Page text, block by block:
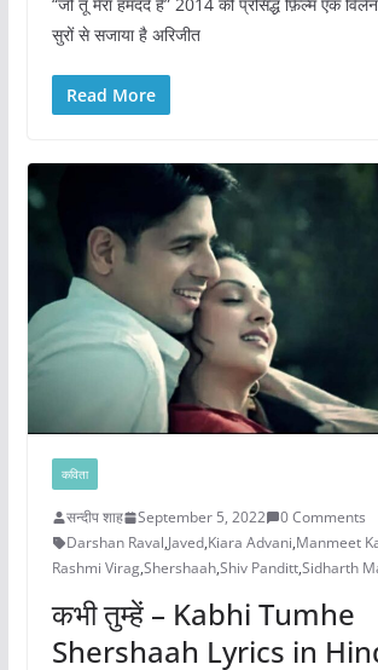
सुरों से सजाया है अरिजीत
Read More
कविता
सन्दीप शाह September 5, 2022
0 Comments
Darshan Raval,Javed,Kiara Advani,Manmeet
Rashmi Virag,Shershaah,Shiv Panditt,Sidharth
कभी तुम्हें – Kabhi Tumhe
Shershaah Lyrics in